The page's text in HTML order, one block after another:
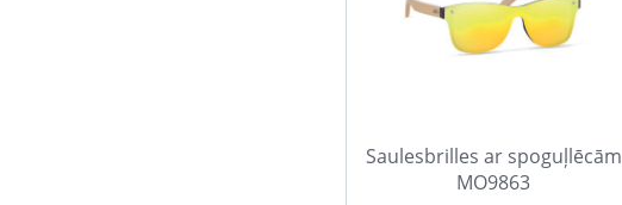
Saulesbrilles ar spoguļlēcām
MO9863